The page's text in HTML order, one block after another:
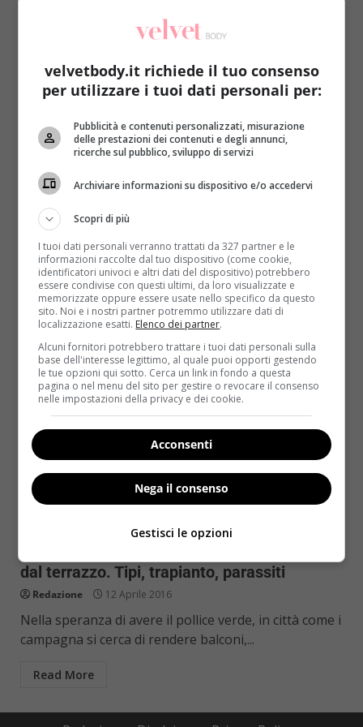
Petunie in ogni stagione: chiedono solo
acqua, in cambio danno fiori tutto l’anno
La petunia è una pianta davvero facile da coltivare:
basta annaffiarla con regolarità, proteggerla dalle
gelate e...
Read More
Pollice verde
dal terrazzo. Tipi, trapianto, parassiti
Redazione 12 Aprile 2016
Nella speranza di avere il pollice verde, in città come i
campagna si cerca di rendere balconi,...
Read More
velvetbody.it richiede il tuo consenso
per utilizzare i tuoi dati personali per:
Pubblicità e contenuti personalizzati, misurazione
delle prestazioni dei contenuti e degli annunci,
ricerche sul pubblico, sviluppo di servizi
Archiviare informazioni su dispositivo e/o accedervi
Scopri di più
I tuoi dati personali verranno trattati da 327 partner e le
informazioni raccolte dal tuo dispositivo (come cookie,
identificatori univoci e altri dati del dispositivo) potrebbero
essere condivise con questi ultimi, da loro visualizzate e
memorizzate oppure essere usate nello specifico da questo
sito. Noi e i nostri partner potremmo utilizzare dati di
localizzazione esatti. Elenco dei partner.
Alcuni fornitori potrebbero trattare i tuoi dati personali sulla
base dell'interesse legittimo, al quale puoi opporti gestendo
le tue opzioni qui sotto. Cerca un link in fondo a questa
pagina o nel menu del sito per gestire o revocare il consenso
nelle impostazioni della privacy e dei cookie.
Acconsenti
Nega il consenso
Gestisci le opzioni